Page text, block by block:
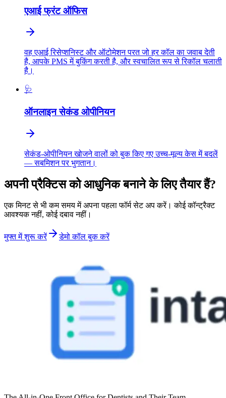
एआई फ्रंट ऑफिस
वह एआई रिसेप्शनिस्ट और ऑटोमेशन परत जो हर कॉल का जवाब देती
है, आपके PMS में बुकिंग करती है, और स्वचालित रूप से रिकॉल चलाती
है।
🩺
ऑनलाइन सेकंड ओपीनियन
सेकंड-ओपीनियन खोजने वालों को बुक किए गए उच्च-मूल्य केस में बदलें
— सबमिशन पर भुगतान।
अपनी प्रैक्टिस को आधुनिक बनाने के लिए तैयार हैं?
एक मिनट से भी कम समय में अपना पहला फॉर्म सेट अप करें। कोई कॉन्ट्रैक्ट
आवश्यक नहीं, कोई दबाव नहीं।
मुफ्त में शुरू करें डेमो कॉल बुक करें